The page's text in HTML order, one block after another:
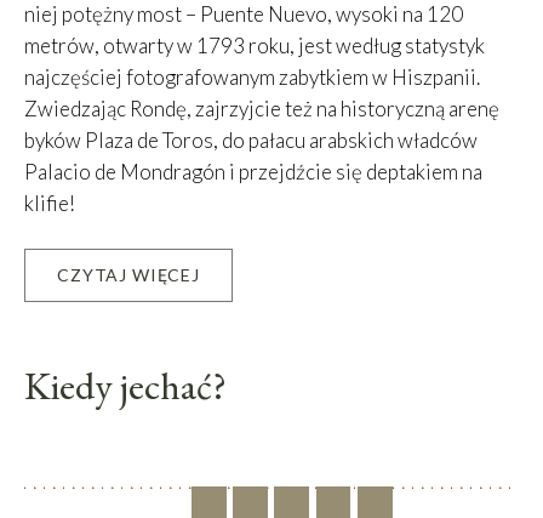
niej potężny most – Puente Nuevo, wysoki na 120
metrów, otwarty w 1793 roku, jest według statystyk
najczęściej fotografowanym zabytkiem w Hiszpanii.
Zwiedzając Rondę, zajrzyjcie też na historyczną arenę
byków Plaza de Toros, do pałacu arabskich władców
Palacio de Mondragón i przejdźcie się deptakiem na
klifie!
CZYTAJ WIĘCEJ
−
Kiedy jechać?